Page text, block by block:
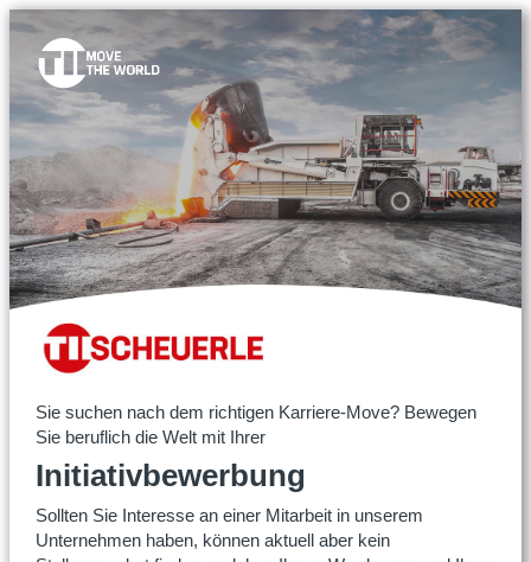
Sie suchen nach dem richtigen Karriere-Move? Bewegen
Sie beruflich die Welt mit Ihrer
Initiativbewerbung
Sollten Sie Interesse an einer Mitarbeit in unserem
Unternehmen haben, können aktuell aber kein